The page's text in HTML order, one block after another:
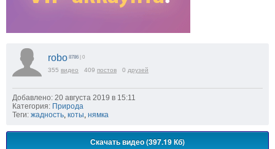
robo 8786 | 0
355 видео 409 постов 0 друзей
Добавлено: 20 августа 2019 в 15:11
Категория: Природа
Теги: жадность, коты, нямка
Скачать видео (397.19 Кб)